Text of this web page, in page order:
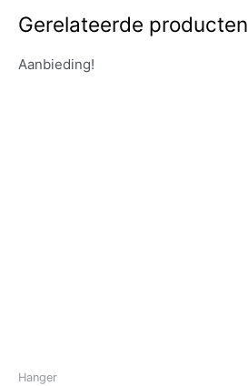
Gerelateerde producten
Aanbieding!
Hanger